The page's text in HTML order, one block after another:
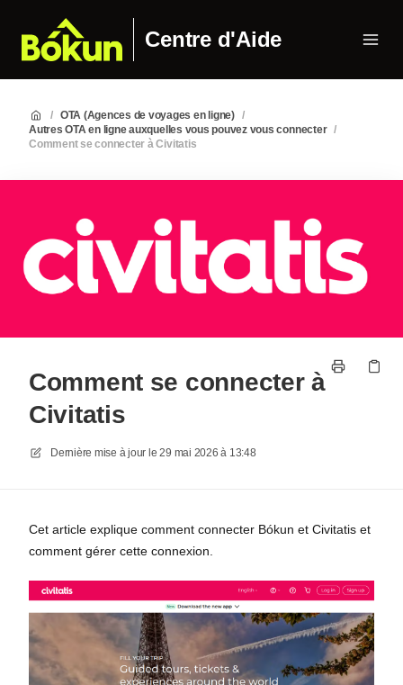
Centre d'Aide
/ OTA (Agences de voyages en ligne) /
Autres OTA en ligne auxquelles vous pouvez vous connecter /
Comment se connecter à Civitatis
Comment se connecter à
Civitatis
Dernière mise à jour le 29 mai 2026 à 13:48
Cet article explique comment connecter Bókun et Civitatis et
comment gérer cette connexion.